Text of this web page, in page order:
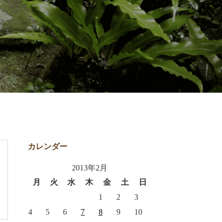
カレンダー
2013年2月
月
火 水 木 金 土
日
1
2
3
4
5 6 7 8 9 10